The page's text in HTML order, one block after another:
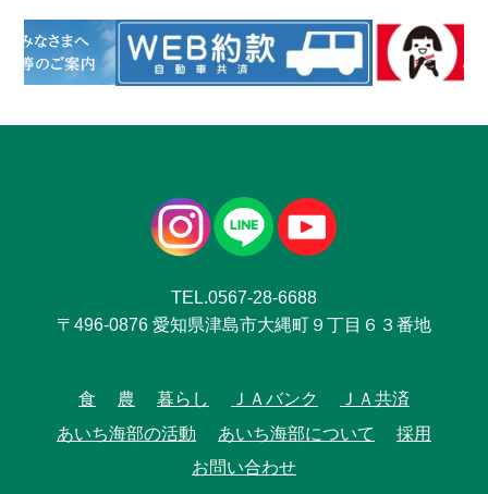
TEL.0567-28-6688
〒496-0876 愛知県津島市大縄町９丁目６３番地
食 農 暮らし ＪＡバンク
ＪＡ共済
あいち海部の活動
あいち海部について
採用
お問い合わせ